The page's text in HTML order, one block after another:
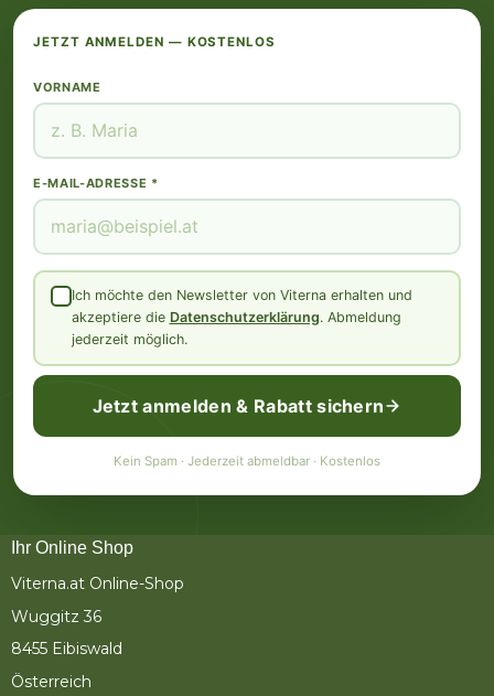
JETZT ANMELDEN — KOSTENLOS
VORNAME
E-MAIL-ADRESSE *
Ich möchte den Newsletter von Viterna erhalten und
akzeptiere die Datenschutzerklärung. Abmeldung
jederzeit möglich.
Jetzt anmelden & Rabatt sichern
Kein Spam · Jederzeit abmeldbar · Kostenlos
Ihr Online Shop
Viterna.at Online-Shop
Wuggitz 36
8455 Eibiswald
Österreich